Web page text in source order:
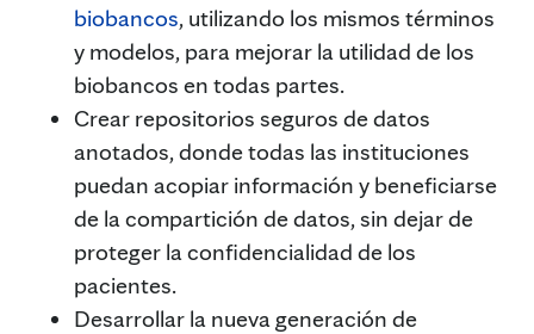
biobancos, utilizando los mismos términos
y modelos, para mejorar la utilidad de los
biobancos en todas partes.
Crear repositorios seguros de datos
anotados, donde todas las instituciones
puedan acopiar información y beneficiarse
de la compartición de datos, sin dejar de
proteger la confidencialidad de los
pacientes.
Desarrollar la nueva generación de